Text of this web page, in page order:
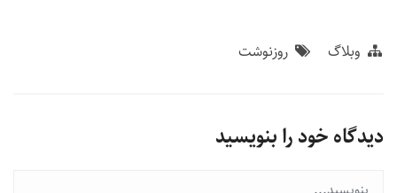
وبلاگ روزنوشت
دیدگاه خود را بنویسید